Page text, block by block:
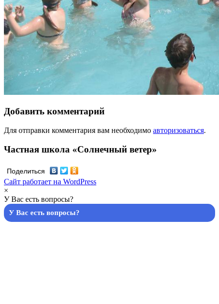
Добавить комментарий
Для отправки комментария вам необходимо авторизоваться.
Частная школа «Солнечный ветер»
Поделиться
Сайт работает на WordPress
×
У Вас есть вопросы?
У Вас есть вопросы?